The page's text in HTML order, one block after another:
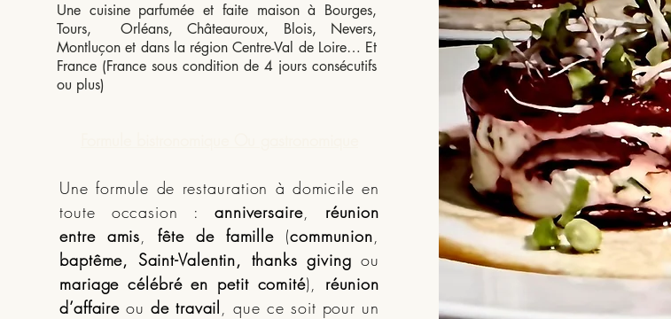
Une cuisine parfumée et faite maison à Bourges,
Tours, Orléans, Châteauroux, Blois, Nevers,
Montluçon et dans la région Centre-Val de Loire… Et
France (France sous condition de 4 jours consécutifs
ou plus)
Une formule de restauration à domicile en
toute occasion : anniversaire, réunion
entre amis,fête de famille (communion,
baptême, Saint-Valentin, thanks givingou
mariage célébré en petit comité), réunion
d’affaireou de travail, que ce soit pour un